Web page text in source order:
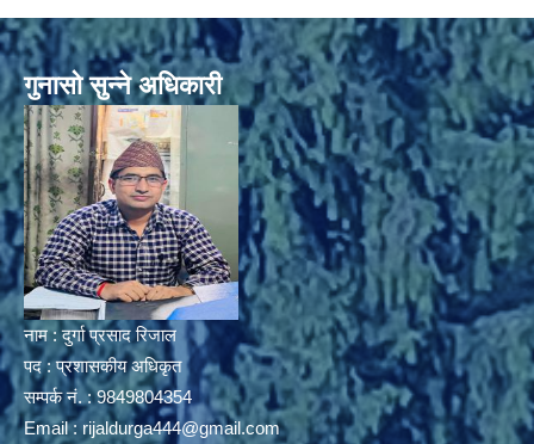
गुनासो सुन्ने अधिकारी
नाम : दुर्गा प्रसाद रिजाल
पद : प्रशासकीय अधिकृत
सम्पर्क नं. : 9849804354
Email : rijaldurga444@gmail.com